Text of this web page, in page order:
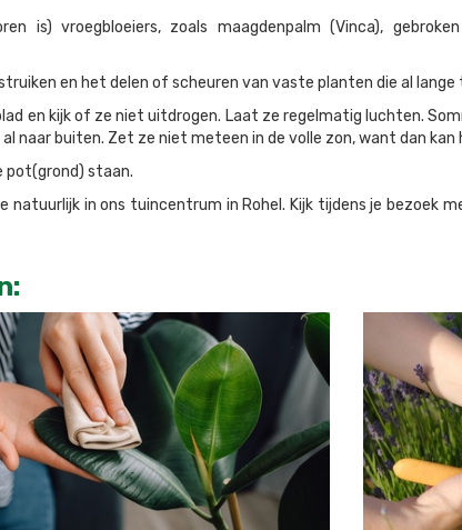
vroegbloeiers, zoals maagdenpalm (Vinca), gebroken
en het delen of scheuren van vaste planten die al
en kijk of ze niet uitdrogen. Laat ze regelmatig luchten.
naar buiten. Zet ze niet meteen in de volle zon, want dan kan
pot(grond) staan.
natuurlijk in ons tuincentrum in Rohel. Kijk tijdens je bezoek